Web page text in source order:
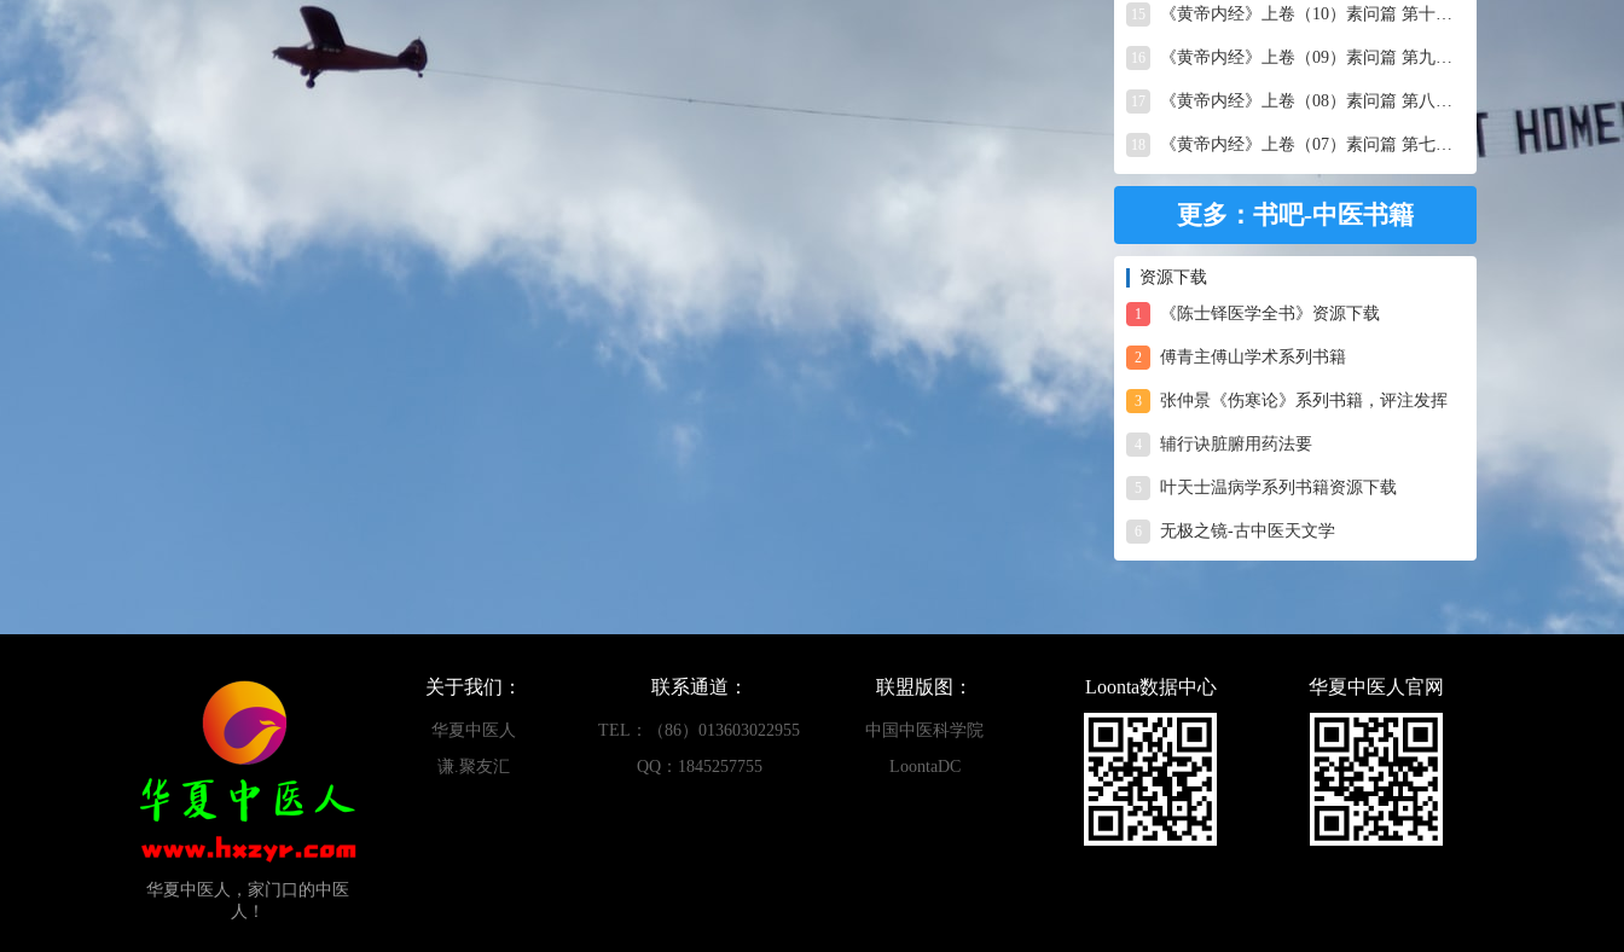
15 《黄帝内经》上卷（10）素问篇 第十篇 五藏生成
16 《黄帝内经》上卷（09）素问篇 第九篇 六节藏象论
17 《黄帝内经》上卷（08）素问篇 第八篇 灵兰秘典论
《黄帝内经》上卷（07）素问篇 第七篇 阴阳别论
更多：书吧-中医书籍
资源下载
1 《陈士铎医学全书》资源下载
2 傅青主傅山学术系列书籍
3 张仲景《伤寒论》系列书籍，评注发挥
4 辅行诀脏腑用药法要
5 叶天士温病学系列书籍资源下载
6 无极之镜-古中医天文学
华夏中医人，家门口的中医
人！
关于我们：
华夏中医人
谦.聚友汇
联系通道：
TEL：（86）013603022955
QQ：1845257755
联盟版图：
中国中医科学院
LoontaDC
Loonta数据中心 华夏中医人官网